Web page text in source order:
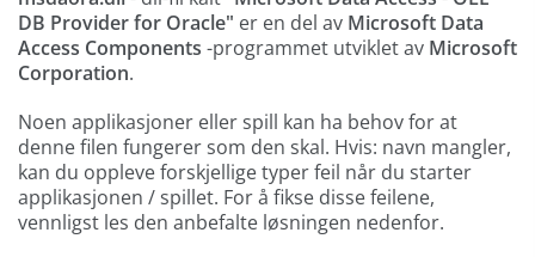
DB Provider for Oracle" er en del av Microsoft Data
Access Components -programmet utviklet av Microsoft
Corporation.
Noen applikasjoner eller spill kan ha behov for at
denne filen fungerer som den skal. Hvis: navn mangler,
kan du oppleve forskjellige typer feil når du starter
applikasjonen / spillet. For å fikse disse feilene,
vennligst les den anbefalte løsningen nedenfor.